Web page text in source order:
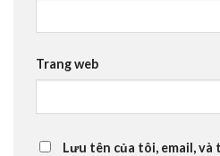
Trang web
Lưu tên của tôi, email,